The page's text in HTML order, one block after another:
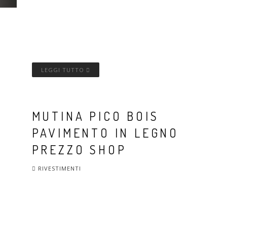
LEGGI TUTTO
MUTINA PICO BOIS
PAVIMENTO IN LEGNO
PREZZO SHOP
RIVESTIMENTI